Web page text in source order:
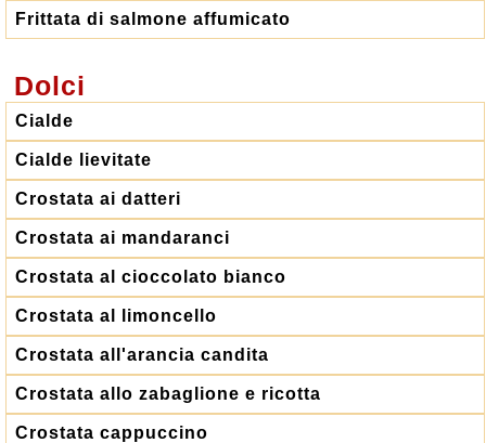
Frittata di salmone affumicato
Dolci
Cialde
Cialde lievitate
Crostata ai datteri
Crostata ai mandaranci
Crostata al cioccolato bianco
Crostata al limoncello
Crostata all'arancia candita
Crostata allo zabaglione e ricotta
Crostata cappuccino